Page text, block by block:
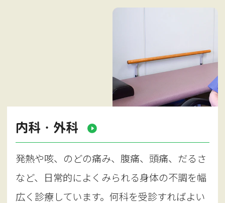
内科・外科
発熱や咳、のどの痛み、腹痛、頭痛、だるさ
など、日常的によくみられる身体の不調を幅
広く診療しています。何科を受診すればよい